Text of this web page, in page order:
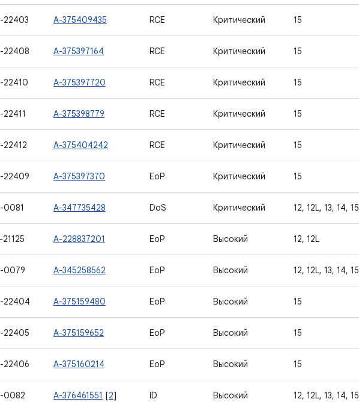
22403 A-375409435 RCE Критический 15
22408 A-375397164 RCE Критический 15
22410 A-375397720 RCE Критический 15
A-375398779 RCE Критический 15
22412 A-375404242 RCE Критический 15
22409 A-375397370 EoP Критический 15
0081 A-347735428 DoS Критический 12, 12L, 13, 14, 15
A-228837201 EoP Высокий 12, 12L
0079 A-345258562 EoP Высокий 12, 12L, 13, 14, 15
22404 A-375159480 EoP Высокий 15
22405 A-375159652 EoP Высокий 15
22406 A-375160214 EoP Высокий 15
0082 A-376461551 [2] ID Высокий 12, 12L, 13, 14, 15